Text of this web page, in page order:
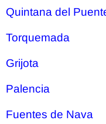
Quintana del
Torquemada
Grijota
Palencia
Fuentes de Nava